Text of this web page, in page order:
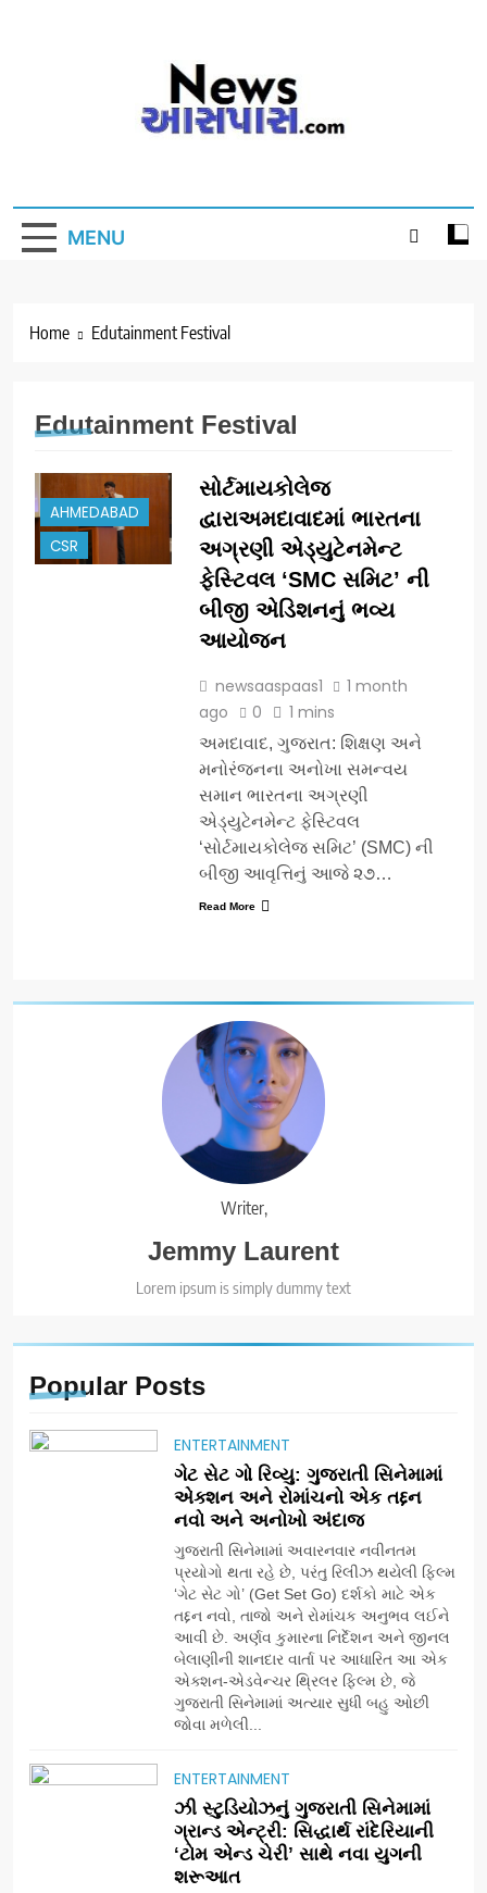
MENU
Home Edutainment Festival
Writer,
Jemmy Laurent
Lorem ipsum is simply dummy text
Popular Posts
ENTERTAINMENT
ગેટ સેટ ગો રિવ્યુ: ગુજરાતી સિનેમામાં
એક્શન અને રોમાંચનો એક તદ્દન
નવો અને અનોખો અંદાજ
ગુજરાતી સિનેમામાં અવારનવાર નવીનતમ
પ્રયોગો થતા રહે છે, પરંતુ રિલીઝ થયેલી ફિલ્મ
‘ગેટ સેટ ગો’ (Get Set Go) દર્શકો માટે એક
તદ્દન નવો, તાજો અને રોમાંચક અનુભવ લઈને
આવી છે. અર્ણવ કુમારના નિર્દેશન અને જીનલ
બેલાણીની શાનદાર વાર્તા પર આધારિત આ એક
એક્શન-એડવેન્ચર થ્રિલર ફિલ્મ છે, જે
ગુજરાતી સિનેમામાં અત્યાર સુધી બહુ ઓછી
જોવા મળેલી...
ENTERTAINMENT
ઝી સ્ટુડિયોઝનું ગુજરાતી સિનેમામાં
ગ્રાન્ડ એન્ટ્રી: સિદ્ધાર્થ રાંદેરિયાની
‘ટોમ એન્ડ ચેરી’ સાથે નવા યુગની
શરૂઆત
ડો. મિતાલી નાગ (આર્ક ઇવેન્ટ્સ)
દ્વારા કિશોર કુમારની જન્મજયંતિ
નિમિત્તે સંગીતમય શ્રદ્ધાંજલિ
AHMEDABAD
Edutainment Festival
AHMEDABAD
CSR
સોર્ટમાયકોલેજ
દ્વારાઅમદાવાદમાં ભારતના
અગ્રણી એડ્યુટેનમેન્ટ
ફેસ્ટિવલ ‘SMC સમિટ’ ની
બીજી એડિશનનું ભવ્ય
આયોજન
newsaaspaas1
1 month
ago
0 1 mins
અમદાવાદ, ગુજરાત: શિક્ષણ અને
મનોરંજનના અનોખા સમન્વય
સમાન ભારતના અગ્રણી
એડ્યુટેનમેન્ટ ફેસ્ટિવલ
‘સોર્ટમાયકોલેજ સમિટ’ (SMC) ની
બીજી આવૃત્તિનું આજે ૨૭…
Read More